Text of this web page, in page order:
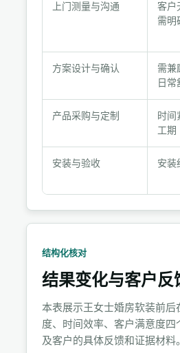
行
上门测量与沟通
客户
需明
方案设计与确认
需兼
日常
产品采购与定制
时间
工期
安装与验收 安装
结构化核对
结果变化与客户反
本表展示王女士婚房软装前后
度、时间效率、客户满意度四
及客户的具体反馈和证据材料。